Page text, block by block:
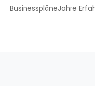
BusinesspläneJahre